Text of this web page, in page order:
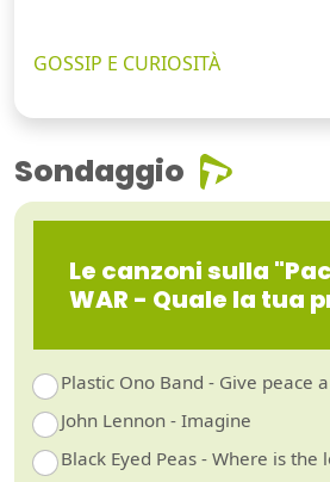
GOSSIP E CURIOSITÀ
Sondaggio
Le canzoni sulla
WAR - Quale la tua
Plastic Ono Band - Give peace
John Lennon - Imagine
Black Eyed Peas - Where is the